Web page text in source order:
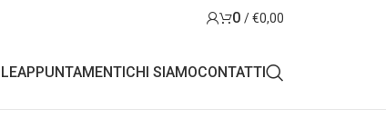
0 /€0,00
APPUNTAMENTICHI SIAMOCONTATTI